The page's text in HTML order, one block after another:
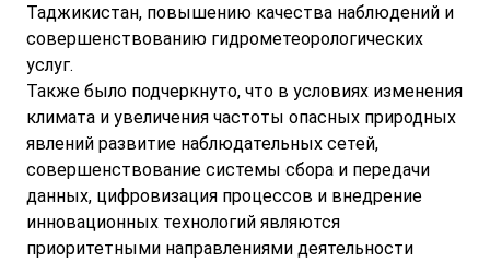
Таджикистан, повышению качества наблюдений и
совершенствованию гидрометеорологических
услуг.
Также было подчеркнуто, что в условиях изменения
климата и увеличения частоты опасных природных
явлений развитие наблюдательных сетей,
совершенствование системы сбора и передачи
данных, цифровизация процессов и внедрение
инновационных технологий являются
приоритетными направлениями деятельности